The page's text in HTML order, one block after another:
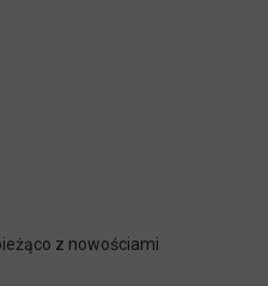
z nowościami